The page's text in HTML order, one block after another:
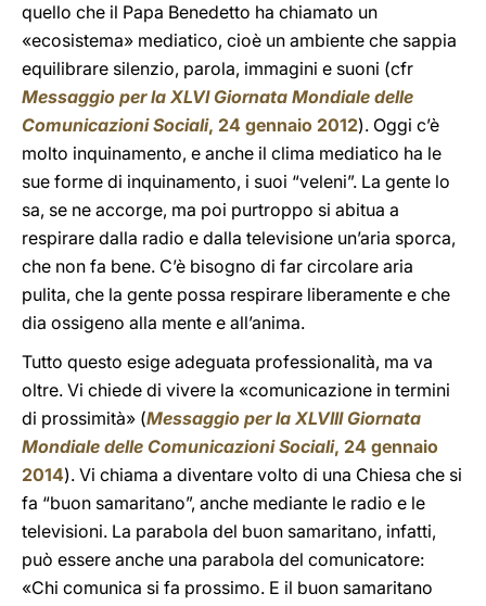
quello che il Papa Benedetto ha chiamato un
«ecosistema» mediatico, cioè un ambiente che sappia
equilibrare silenzio, parola, immagini e suoni (cfr
Messaggio per la XLVI Giornata Mondiale delle
Comunicazioni Sociali, 24 gennaio 2012). Oggi c’è
molto inquinamento, e anche il clima mediatico ha le
sue forme di inquinamento, i suoi “veleni”. La gente lo
sa, se ne accorge, ma poi purtroppo si abitua a
respirare dalla radio e dalla televisione un’aria sporca,
che non fa bene. C’è bisogno di far circolare aria
pulita, che la gente possa respirare liberamente e che
dia ossigeno alla mente e all’anima.
Tutto questo esige adeguata professionalità, ma va
oltre. Vi chiede di vivere la «comunicazione in termini
di prossimità» (Messaggio per la XLVIII Giornata
Mondiale delle Comunicazioni Sociali, 24 gennaio
2014). Vi chiama a diventare volto di una Chiesa che si
fa “buon samaritano”, anche mediante le radio e le
televisioni. La parabola del buon samaritano, infatti,
può essere anche una parabola del comunicatore:
«Chi comunica si fa prossimo. E il buon samaritano